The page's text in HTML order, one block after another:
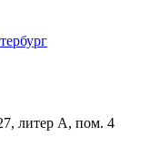
литер А, пом. 4